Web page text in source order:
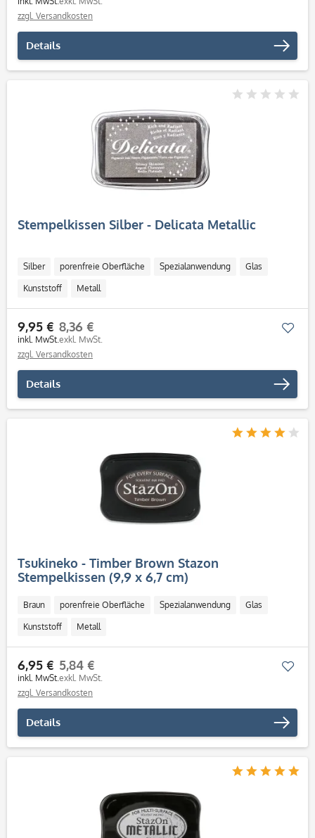
zzgl. Versandkosten
Details
Stempelkissen Silber - Delicata Metallic
Silber porenfreie Oberfläche Spezialanwendung Glas
Kunststoff Metall
9,95 €
inkl. MwSt.
8,36 €
exkl. MwSt.
zzgl. Versandkosten
Details
Tsukineko - Timber Brown Stazon
Stempelkissen (9,9 x 6,7 cm)
Braun porenfreie Oberfläche Spezialanwendung Glas
Kunststoff Metall
6,95 €
inkl. MwSt.
5,84 €
exkl. MwSt.
zzgl. Versandkosten
Details